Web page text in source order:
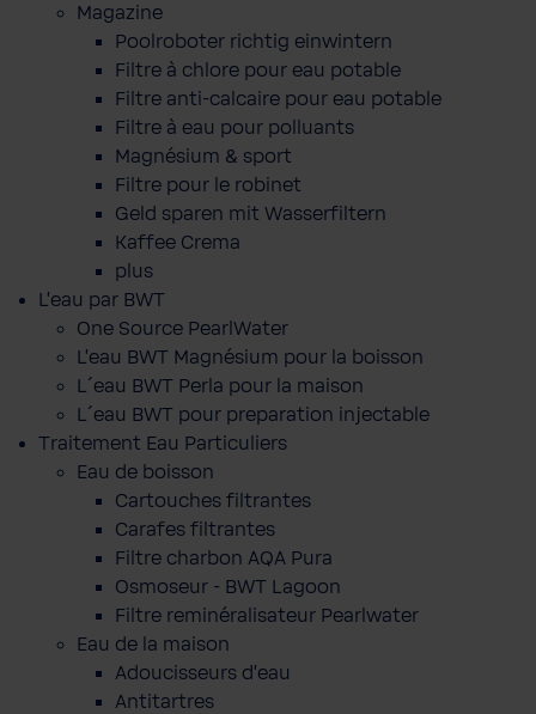
Magazine
Poolroboter richtig einwintern
Filtre à chlore pour eau potable
Filtre anti-calcaire pour eau potable
Filtre à eau pour polluants
Magnésium & sport
Filtre pour le robinet
Geld sparen mit Wasserfiltern
Kaffee Crema
plus
L'eau par BWT
One Source PearlWater
L’eau BWT Magnésium pour la boisson
L´eau BWT Perla pour la maison
L´eau BWT pour preparation injectable
Traitement Eau Particuliers
Eau de boisson
Cartouches filtrantes
Carafes filtrantes
Filtre charbon AQA Pura
Osmoseur - BWT Lagoon
Filtre reminéralisateur Pearlwater
Eau de la maison
Adoucisseurs d'eau
Antitartres